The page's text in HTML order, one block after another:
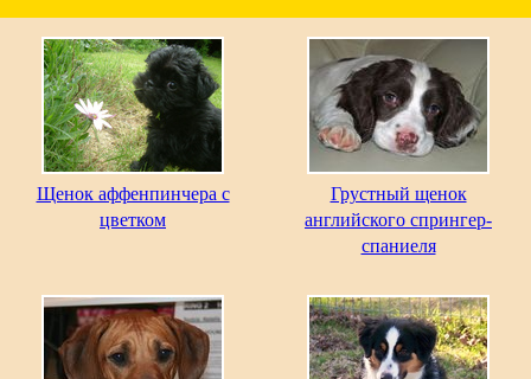
Щенок аффенпинчера с
цветком
Грустный щенок
английского спрингер-
спаниеля